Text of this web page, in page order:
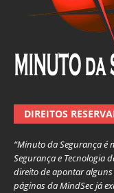
DIREITOS
“Minuto da Segurança é
Segurança e Tecnologia
direito de apontar
páginas da MindSec já